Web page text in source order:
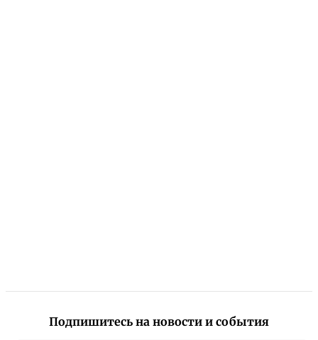
Подпишитесь на новости и события